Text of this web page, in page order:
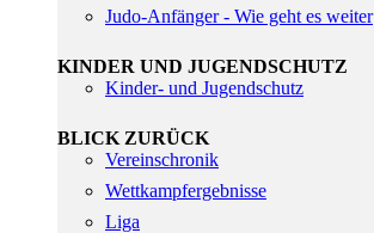
Judo-Anfänger - Wie geht es weiter
KINDER UND JUGENDSCHUTZ
Kinder- und Jugendschutz
BLICK ZURÜCK
Vereinschronik
Wettkampfergebnisse
Liga